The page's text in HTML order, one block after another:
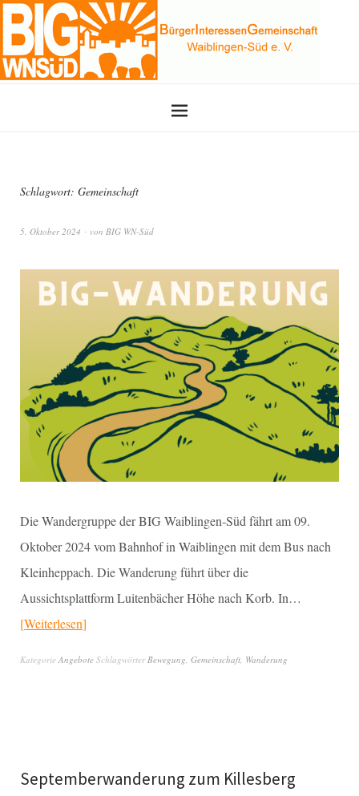
Schlagwort: Gemeinschaft
5. Oktober 2024 von BIG WN-Süd
Die Wandergruppe der BIG Waiblingen-Süd fährt am 09.
Oktober 2024 vom Bahnhof in Waiblingen mit dem Bus nach
Kleinheppach. Die Wanderung führt über die
Aussichtsplattform Luitenbächer Höhe nach Korb. In…
Weiterlesen
Kategorie Angebote SchlagwörterBewegung, Gemeinschaft, Wanderung
Septemberwanderung zum Killesberg